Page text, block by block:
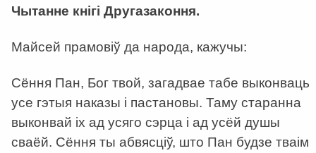
Чытанне кнігі Другазаконня.
Майсей прамовіў да народа, кажучы:
Сёння Пан, Бог твой, загадвае табе выконваць
усе гэтыя наказы і пастановы. Таму старанна
выконвай іх ад усяго сэрца і ад усёй душы
сваёй. Сёння ты абвясціў, што Пан будзе тваім